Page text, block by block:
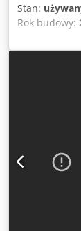
Stan:
Rok budowy:
Maszyny na
internetową,
zakupu.
językach:
niemieckim,
Odkryj